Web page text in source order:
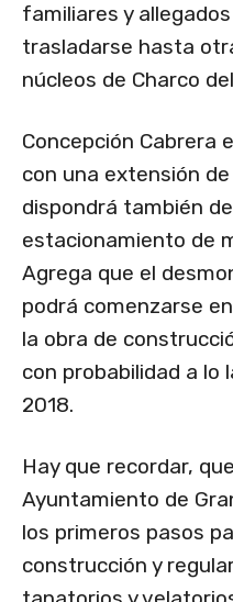
familiares y
trasladarse hasta
núcleos de Charco
Concepción Cabrera
con una extensión
dispondrá también
estacionamiento de
Agrega que el
podrá comenzarse
la obra de
con probabilidad a lo
2018.
Hay que recordar,
Ayuntamiento de
los primeros pasos
construcción y